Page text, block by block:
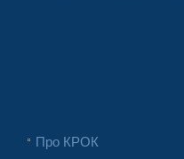
Про КРОК